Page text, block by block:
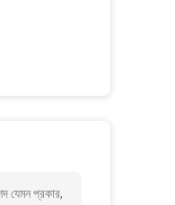
যেমন প্রকার,